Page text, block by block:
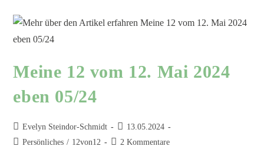
Meine 12 vom 12. Mai 2024
eben 05/24
Evelyn Steindor-Schmidt
13.05.2024
Persönliches / 12von12 2 Kommentare